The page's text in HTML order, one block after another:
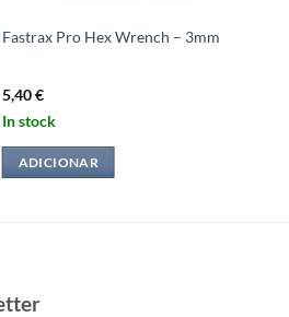
Fastrax Pro Hex Wrench – 3mm
5,40€
In stock
ADICIONAR